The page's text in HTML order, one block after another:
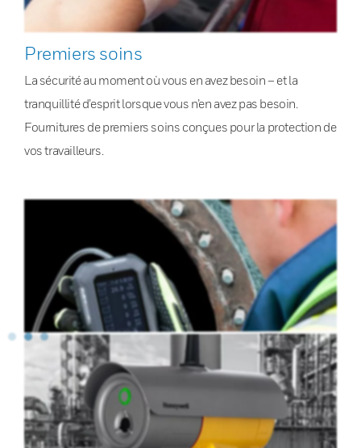
Premiers soins
La sécurité au moment où vous en avez besoin – et la
tranquillité d’esprit lorsque vous n’en avez pas besoin.
Fournitures de premiers soins conçues pour la protection de
vos travailleurs.